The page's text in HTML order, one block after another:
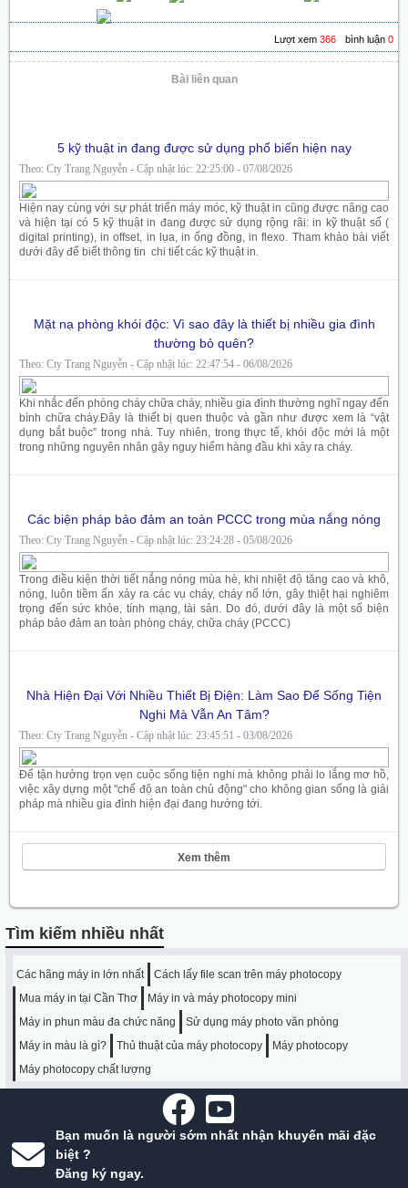
bình luận 0
Lượt xem 366
Bài liên quan
5 kỹ thuật in đang được sử dụng phổ biến hiện nay
Theo: Cty Trang Nguyễn - Cập nhật lúc: 22:25:00 - 07/08/2026
Hiện nay cùng với sự phát triển máy móc, kỹ thuật in cũng được nâng cao
và hiện tại có 5 kỹ thuật in đang được sử dụng rộng rãi: in kỹ thuật số (
digital printing), in offset, in lụa, in ống đồng, in flexo. Tham khảo bài viết
dưới đây để biết thông tin chi tiết các kỹ thuật in.
Mặt nạ phòng khói độc: Vì sao đây là thiết bị nhiều gia đình
thường bỏ quên?
Theo: Cty Trang Nguyễn - Cập nhật lúc: 22:47:54 - 06/08/2026
Khi nhắc đến phòng cháy chữa cháy, nhiều gia đình thường nghĩ ngay đến
bình chữa cháy.Đây là thiết bị quen thuộc và gần như được xem là “vật
dụng bắt buộc” trong nhà. Tuy nhiên, trong thực tế, khói độc mới là một
trong những nguyên nhân gây nguy hiểm hàng đầu khi xảy ra cháy.
Các biện pháp bảo đảm an toàn PCCC trong mùa nắng nóng
Theo: Cty Trang Nguyễn - Cập nhật lúc: 23:24:28 - 05/08/2026
Trong điều kiện thời tiết nắng nóng mùa hè, khi nhiệt độ tăng cao và khô,
nóng, luôn tiềm ẩn xảy ra các vụ cháy, cháy nổ lớn, gây thiệt hại nghiêm
trọng đến sức khỏe, tính mạng, tài sản. Do đó, dưới đây là một số biện
pháp bảo đảm an toàn phòng cháy, chữa cháy (PCCC)
Nhà Hiện Đại Với Nhiều Thiết Bị Điện: Làm Sao Để Sống Tiện
Nghi Mà Vẫn An Tâm?
Theo: Cty Trang Nguyễn - Cập nhật lúc: 23:45:51 - 03/08/2026
Để tận hưởng trọn vẹn cuộc sống tiện nghi mà không phải lo lắng mơ hồ,
việc xây dựng một "chế độ an toàn chủ động" cho không gian sống là giải
pháp mà nhiều gia đình hiện đại đang hướng tới.
Xem thêm
Tìm kiếm nhiều nhất
Các hãng máy in lớn nhất
Cách lấy file scan trên máy photocopy
Mua máy in tại Cần Thơ
Máy in và máy photocopy mini
Máy in phun màu đa chức năng
Sử dụng máy photo văn phòng
Máy in màu là gì?
Thủ thuật của máy photocopy
Máy photocopy
Máy photocopy chất lượng
Bạn muốn là người sớm nhất nhận khuyến mãi đặc
biệt ?
Đăng ký ngay.